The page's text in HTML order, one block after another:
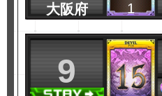
大阪府 1
9